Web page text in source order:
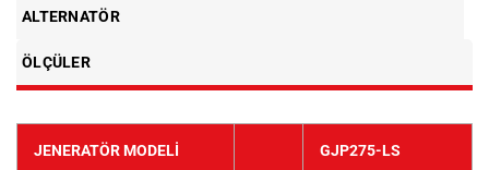
ALTERNATÖR
ÖLÇÜLER
JENERATÖR MODELI GJP275-LS